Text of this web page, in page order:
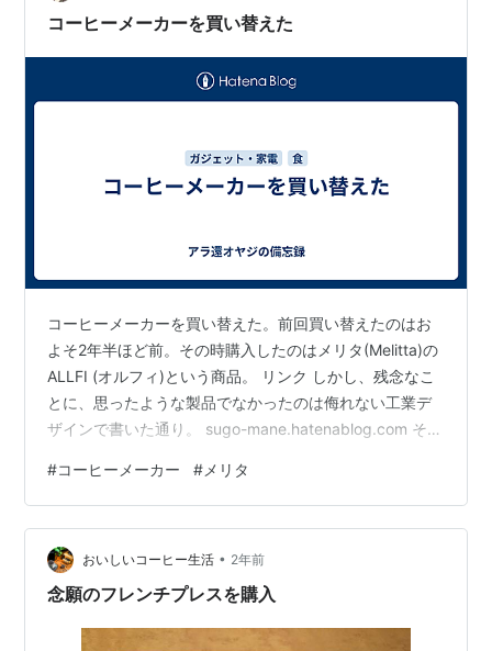
ヒーメーカの進化版はコチラ…Melitta(メリタ) アロマサ
コーヒーメーカーを買い替えた
コーヒーメーカーを買い替えた。前回買い替えたのはお
よそ2年半ほど前。その時購入したのはメリタ(Melitta)の
ALLFI (オルフィ)という商品。 リンク しかし、残念なこ
とに、思ったような製品でなかったのは侮れない工業デ
ザインで書いた通り。 sugo-mane.hatenablog.com それ
頻度が高いカミさんから「いい加減、買い替えましょ
う」と仰せがあり、ようやく買い替えを決めたのだっ
た。購入したのはこちら。 リンク メーカーは相変わらず
メリタ。実はメリタのコーヒーメーカーはこれで5代目。
大体3年周期くらいで買い替えているので、かれこれ…
#コーヒーメーカー # メリタ
おいしいコーヒー生活 • 2年前
念願のフレンチプレスを購入